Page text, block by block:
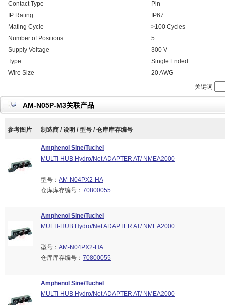
Contact Type
Pin
IP Rating
IP67
Mating Cycle
>100 Cycles
Number of Positions
5
Supply Voltage
300 V
Type
Single Ended
Wire Size
20 AWG
关键词
AM-N05P-M3关联产品
参考图片 制造商 / 说明 / 型号 / 仓库库存编号
Amphenol Sine/Tuchel
MULTI-HUB Hydro/Net ADAPTER AT/ NMEA2000
型号： AM-N04PX2-HA
仓库库存编号： 70800055
Amphenol Sine/Tuchel
MULTI-HUB Hydro/Net ADAPTER AT/ NMEA2000
型号： AM-N04PX2-HA
仓库库存编号： 70800055
Amphenol Sine/Tuchel
MULTI-HUB Hydro/Net ADAPTER AT/ NMEA2000